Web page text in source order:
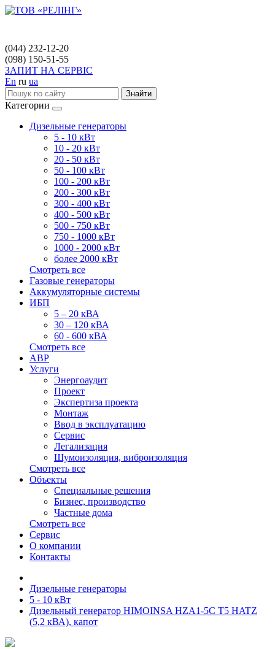
(044) 232-12-20
(098) 150-51-55
ЗАПИТ НА СЕРВІС
En ru ua
Знайти
Категории
Дизельные генераторы
5 - 10 кВт
10 - 20 кВт
20 - 50 кВт
50 - 100 кВт
100 - 200 кВт
200 - 300 кВт
300 - 400 кВт
400 - 500 кВт
500 - 750 кВт
750 - 1000 кВт
1000 - 2000 кВт
более 2000 кВт
Смотреть все
Газовые генераторы
Аккумуляторные системы
ИБП
5 – 20 кВА
30 – 120 кВА
60 - 600 кВА
Смотреть все
АВР
Услуги
Энергоаудит
Проект
Экспертиза проекта
Монтаж
Ввод в эксплуатацию
Сервис
Легализация
Шумоизоляция, виброизоляция
Смотреть все
Объекты
Специальные решения
Бизнес, производство
Частные дома
Смотреть все
Сервис
О компании
Контакты
Дизельные генераторы
5 - 10 кВт
Дизельный генератор HIMOINSA HZA1-5C T5 HATZ
(5,2 кВА), капот